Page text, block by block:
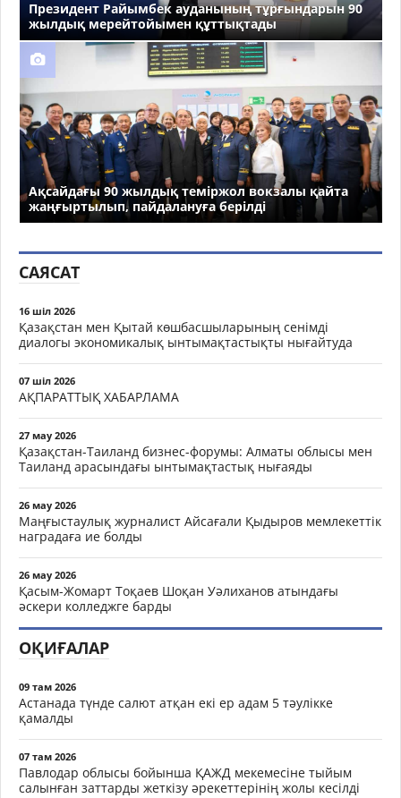
Президент Райымбек ауданының тұрғындарын 90
жылдық мерейтойымен құттықтады
Ақсайдағы 90 жылдық теміржол вокзалы қайта
жаңғыртылып, пайдалануға берілді
САЯСАТ
16 шіл 2026
Қазақстан мен Қытай көшбасшыларының сенімді
диалогы экономикалық ынтымақтастықты нығайтуда
07 шіл 2026
АҚПАРАТТЫҚ ХАБАРЛАМА
27 мау 2026
Қазақстан-Таиланд бизнес-форумы: Алматы облысы мен
Таиланд арасындағы ынтымақтастық нығаяды
26 мау 2026
Маңғыстаулық журналист Айсағали Қыдыров мемлекеттік
наградаға ие болды
26 мау 2026
Қасым-Жомарт Тоқаев Шоқан Уәлиханов атындағы
әскери колледжге барды
ОҚИҒАЛАР
09 там 2026
Астанада түнде салют атқан екі ер адам 5 тәулікке
қамалды
07 там 2026
Павлодар облысы бойынша ҚАЖД мекемесіне тыйым
салынған заттарды жеткізу әрекеттерінің жолы кесілді